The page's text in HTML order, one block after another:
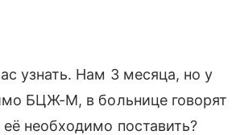
узнать. Нам 3 месяца, но у
БЦЖ-М, в больнице говорят
необходимо поставить?